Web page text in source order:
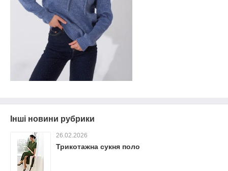
Інші новини рубрики
26.02.2026
Трикотажна сукня поло